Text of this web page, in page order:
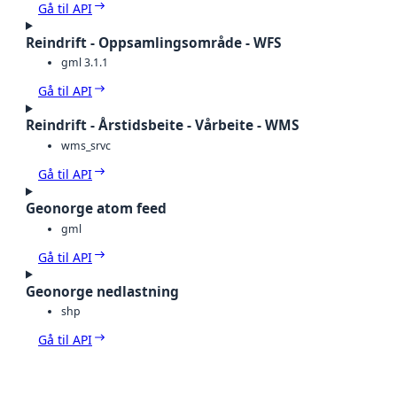
Gå til API
Reindrift - Oppsamlingsområde - WFS
gml 3.1.1
Gå til API
Reindrift - Årstidsbeite - Vårbeite - WMS
wms_srvc
Gå til API
Geonorge atom feed
gml
Gå til API
Geonorge nedlastning
shp
Gå til API